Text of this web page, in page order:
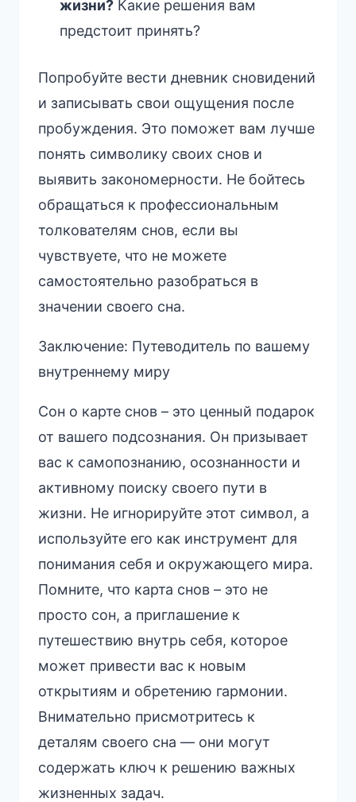
жизни? Какие решения вам
предстоит принять?
Попробуйте вести дневник сновидений
и записывать свои ощущения после
пробуждения. Это поможет вам лучше
понять символику своих снов и
выявить закономерности. Не бойтесь
обращаться к профессиональным
толкователям снов, если вы
чувствуете, что не можете
самостоятельно разобраться в
значении своего сна.
Заключение: Путеводитель по вашему
внутреннему миру
Сон о карте снов – это ценный подарок
от вашего подсознания. Он призывает
вас к самопознанию, осознанности и
активному поиску своего пути в
жизни. Не игнорируйте этот символ, а
используйте его как инструмент для
понимания себя и окружающего мира.
Помните, что карта снов – это не
просто сон, а приглашение к
путешествию внутрь себя, которое
может привести вас к новым
открытиям и обретению гармонии.
Внимательно присмотритесь к
деталям своего сна — они могут
содержать ключ к решению важных
жизненных задач.